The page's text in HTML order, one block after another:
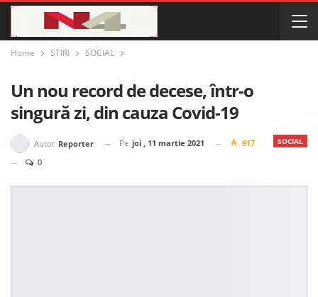
Home STIRI SOCIAL
Un nou record de decese, într-o
singură zi, din cauza Covid-19
SOCIAL
Autor Reporter Pe joi , 11 martie 2021
917
0